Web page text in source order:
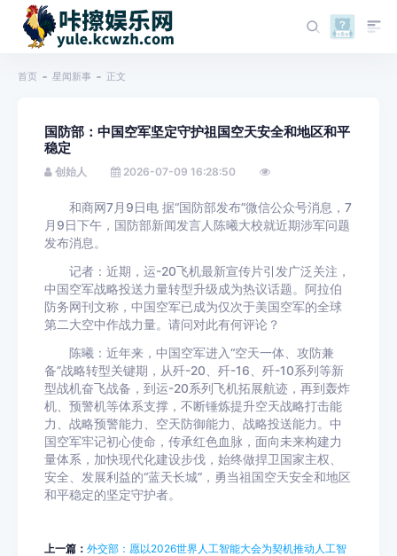
首页 星闻新事 正文
国防部：中国空军坚定守护祖国空天安全和地区和平
稳定
创始人 2026-07-09 16:28:50
和商网7月9日电 据“国防部发布”微信公众号消息，7
月9日下午，国防部新闻发言人陈曦大校就近期涉军问题
发布消息。
记者：近期，运-20飞机最新宣传片引发广泛关注，
中国空军战略投送力量转型升级成为热议话题。阿拉伯
防务网刊文称，中国空军已成为仅次于美国空军的全球
第二大空中作战力量。请问对此有何评论？
陈曦：近年来，中国空军进入“空天一体、攻防兼
备”战略转型关键期，从歼-20、歼-16、歼-10系列等新
型战机奋飞战备，到运-20系列飞机拓展航迹，再到轰炸
机、预警机等体系支撑，不断锤炼提升空天战略打击能
力、战略预警能力、空天防御能力、战略投送能力。中
国空军牢记初心使命，传承红色血脉，面向未来构建力
量体系，加快现代化建设步伐，始终做捍卫国家主权、
安全、发展利益的“蓝天长城”，勇当祖国空天安全和地区
和平稳定的坚定守护者。
上一篇： 外交部：愿以2026世界人工智能大会为契机推动人工智